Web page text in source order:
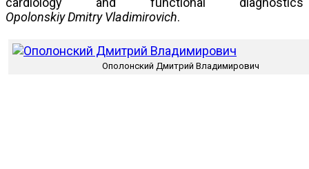
OpolonskiyDmitry Vladimirovich.
Ополонский Дмитрий Владимирович